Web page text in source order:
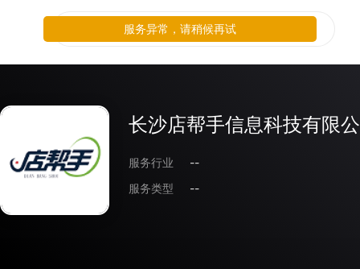
长沙店帮手信息科技有限
服务行业
--
服务类型
--
服务异常，请稍候再试